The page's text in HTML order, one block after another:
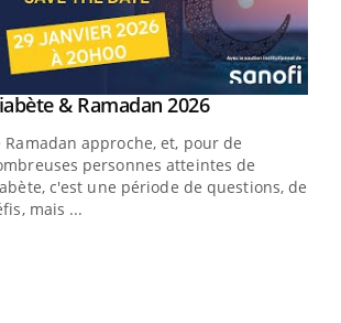
& Ramadan 2026Youtube
Ramadan approche, et, pour de
personnes atteintes de
c'est une période de questions, de
mais ...